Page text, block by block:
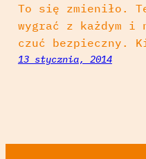
To się zmieniło.
wygrać z każdym
czuć bezpieczny.
13 stycznia, 2014